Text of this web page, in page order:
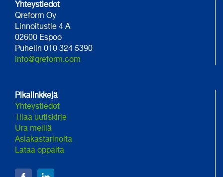
Yhteystiedot
Qreform Oy
Linnoitustie 4 A
02600 Espoo
Puhelin 010 324 5390
info@qreform.com
Pikalinkkejä
Yhteystiedot
Tilaa uutiskirje
Ura meillä
Asiakastarinoita
Lataa oppaita